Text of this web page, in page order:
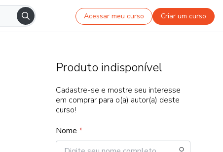
Acessar meu curso Criar um curso
Produto indisponível
Cadastre-se e mostre seu interesse
em comprar para o(a) autor(a) deste
curso!
Nome *